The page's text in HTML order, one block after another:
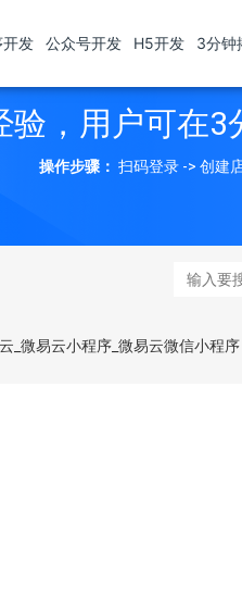
发 公众号开发 H5开发 3分钟
验，用户可在
操作步骤： 扫码登录 -> 创建
_微易云小程序_微易云微信小程序